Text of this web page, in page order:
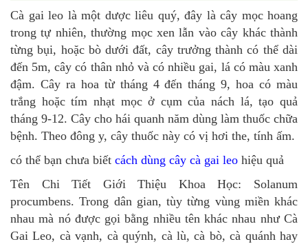
Cà gai leo là một dược liêu quý, đây là cây mọc hoang
trong tự nhiên, thường mọc xen lẫn vào cây khác thành
từng bụi, hoặc bò dưới đất, cây trưởng thành có thể dài
đến 5m, cây có thân nhỏ và có nhiều gai, lá có màu xanh
đậm. Cây ra hoa từ tháng 4 đến tháng 9, hoa có màu
trắng hoặc tím nhạt mọc ở cụm của nách lá, tạo quả
tháng 9-12. Cây cho hái quanh năm dùng làm thuốc chữa
bệnh. Theo đông y, cây thuốc này có vị hơi the, tính ấm.
có thể bạn chưa biết cách dùng cây cà gai leo hiệu quả
Tên Chi Tiết Giới Thiệu Khoa Học: Solanum
procumbens. Trong dân gian, tùy từng vùng miền khác
nhau mà nó được gọi bằng nhiều tên khác nhau như Cà
Gai Leo, cà vạnh, cà quýnh, cà lù, cà bò, cà quánh hay